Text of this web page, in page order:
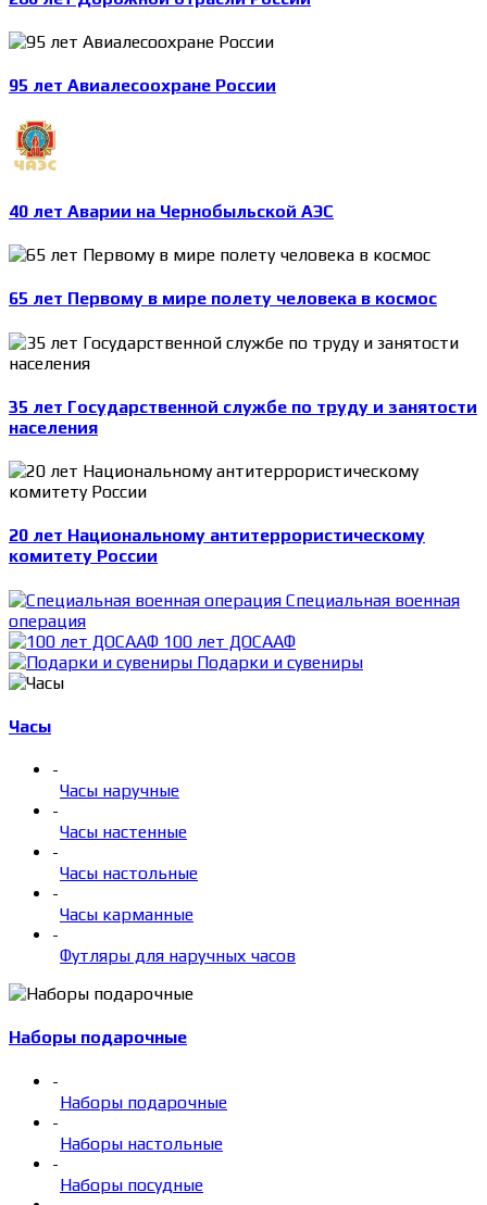
95 лет Авиалесоохране России
40 лет Аварии на Чернобыльской АЭС
65 лет Первому в мире полету человека в космос
35 лет Государственной службе по труду и занятости
населения
20 лет Национальному антитеррористическому
комитету России
Специальная военная
операция
100 лет ДОСААФ
Подарки и сувениры
Часы
-
Часы наручные
-
Часы настенные
-
Часы настольные
-
Часы карманные
-
Футляры для наручных часов
Наборы подарочные
-
Наборы подарочные
-
Наборы настольные
-
Наборы посудные